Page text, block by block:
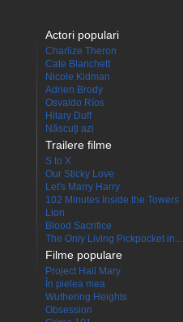
Actori populari
Charlize Theron
Cate Blanchett
Nicole Kidman
Adrien Brody
Osvaldo Ríos
Hilary Duff
Născuţi azi
Trailere filme
S to X
Our Sticky Love
Let's Marry Harry
102 Minutes Inside the Towers
Lion
Blood Sacrifice
The Only Living Pickpocket in...
Filme populare
Project Hail Mary
În pielea mea
Wuthering Heights
Obsession